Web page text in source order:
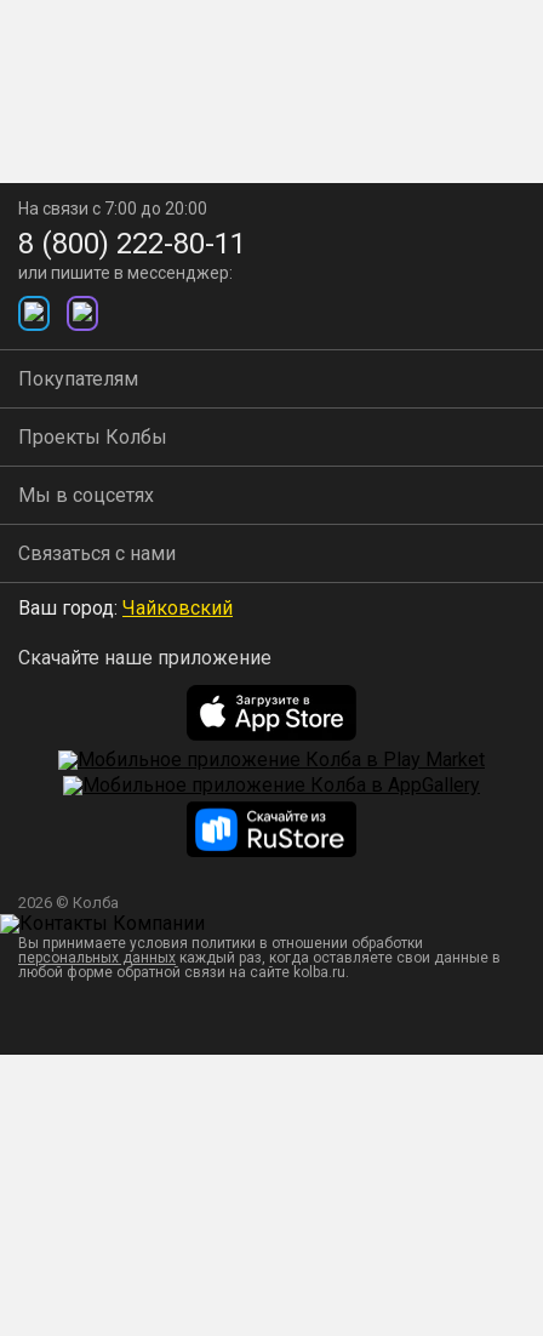
На связи с 7:00 до 20:00
8 (800) 222-80-11
или пишите в мессенджер:
Покупателям
Проекты Колбы
Мы в соцсетях
Связаться с нами
Ваш город: Чайковский
Скачайте наше приложение
2026 © Колба
Вы принимаете условия политики в отношении обработки
персональных данных каждый раз, когда оставляете свои данные в
любой форме обратной связи на сайте kolba.ru.